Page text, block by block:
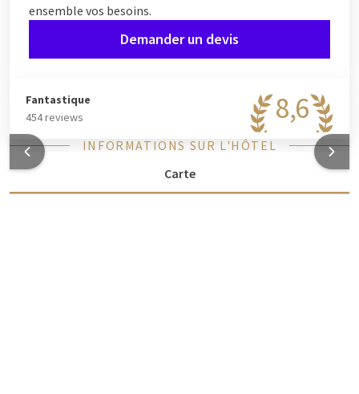
ensemble vos besoins.
Demander un devis
8,6
Fantastique
454 reviews
INFORMATIONS SUR L'HÔTEL
Carte